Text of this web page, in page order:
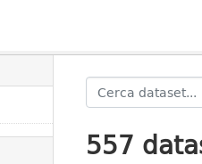
557